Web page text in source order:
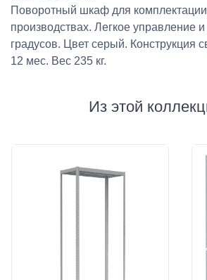
Поворотный шкаф для комплектации
производствах. Легкое управление
градусов. Цвет серый. Конструкция
12 мес. Вес 235 кг.
Из этой